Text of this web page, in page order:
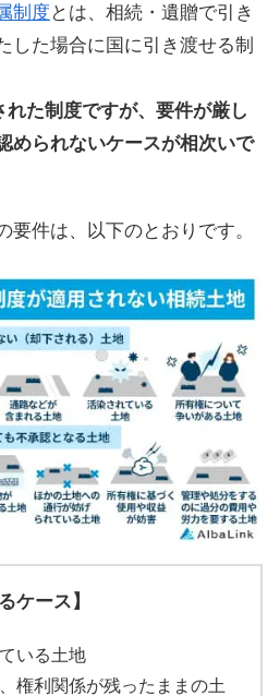
制度 とは、相続・遺贈で引き
した場合に国に引き渡せる制
れた制度ですが、要件が厳し
められないケースが相次いで
要件は、以下のとおりです。
ケース】
いる土地
権利関係が残ったままの土